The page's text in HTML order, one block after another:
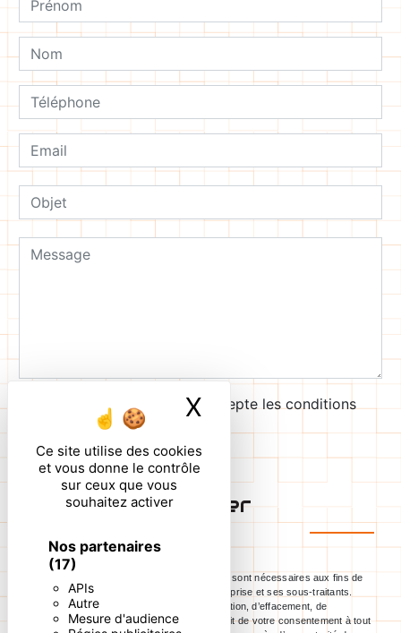
Ce site utilise des cookies
et vous donne le contrôle
sur ceux que vous
souhaitez activer
Nos partenaires
(17)
APIs
Autre
Mesure d'audience
X Masquer le
En cochant cette case, j'accepte les conditions
particulières ci-dessous **
Envoyer
** Les données personnelles communiquées sont nécessaires aux fins de
vous contacter. Elles sont destinées à l'entreprise et ses sous-traitants.
Vous disposez de droits d’accès, de rectification, d’effacement, de
portabilité, de limitation, d’opposition, de retrait de votre consentement à tout